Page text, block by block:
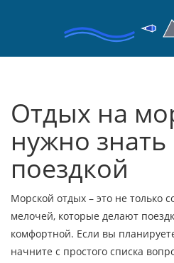
Отдых на
нужно
поездкой
Морской отдых – это не только
мелочей, которые делают
комфортной. Если вы
начните с простого списка